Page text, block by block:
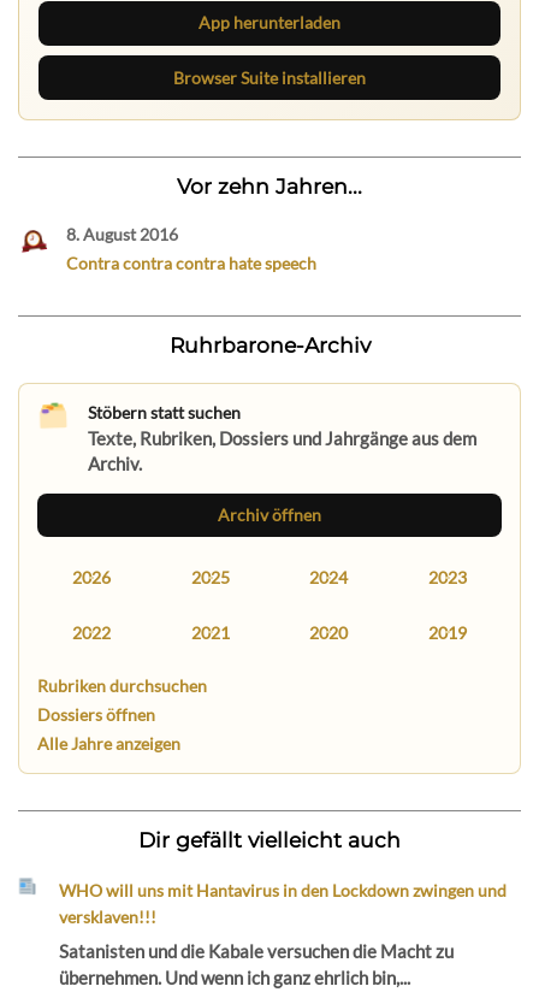
App herunterladen
Browser Suite installieren
Vor zehn Jahren...
8. August 2016
Contra contra contra hate speech
Ruhrbarone-Archiv
Stöbern statt suchen
Texte, Rubriken, Dossiers und Jahrgänge aus dem
Archiv.
Archiv öffnen
2026 2025 2024 2023
2022 2021 2020 2019
Rubriken durchsuchen
Dossiers öffnen
Alle Jahre anzeigen
Dir gefällt vielleicht auch
WHO will uns mit Hantavirus in den Lockdown zwingen und
versklaven!!!
Satanisten und die Kabale versuchen die Macht zu
übernehmen. Und wenn ich ganz ehrlich bin,...